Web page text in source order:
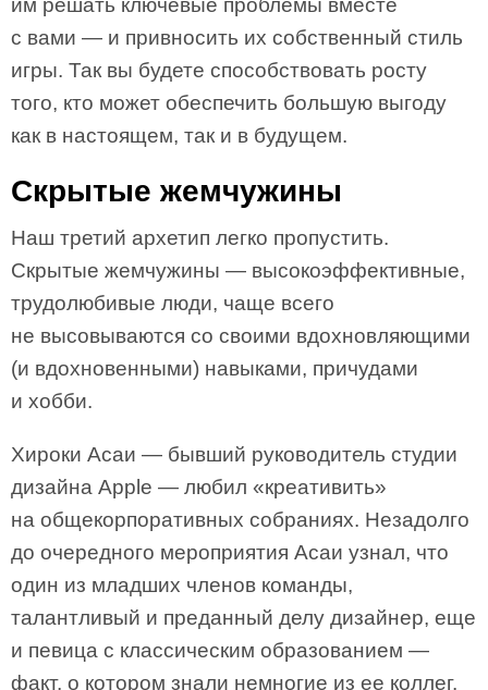
им решать ключевые проблемы вместе
с вами — и привносить их собственный стиль
игры. Так вы будете способствовать росту
того, кто может обеспечить большую выгоду
как в настоящем, так и в будущем.
Скрытые жемчужины
Наш третий архетип легко пропустить.
Скрытые жемчужины — высокоэффективные,
трудолюбивые люди, чаще всего
не высовываются со своими вдохновляющими
(и вдохновенными) навыками, причудами
и хобби.
Хироки Асаи — бывший руководитель студии
дизайна Apple — любил «креативить»
на общекорпоративных собраниях. Незадолго
до очередного мероприятия Асаи узнал, что
один из младших членов команды,
талантливый и преданный делу дизайнер, еще
и певица с классическим образованием —
факт, о котором знали немногие из ее коллег.